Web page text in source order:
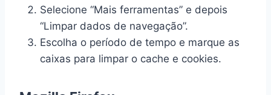
Selecione “Mais ferramentas” e depois
“Limpar dados de navegação”.
Escolha o período de tempo e marque as
caixas para limpar o cache e cookies.